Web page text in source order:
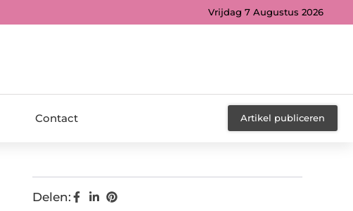
Vrijdag 7 Augustus 2026
Contact Artikel publiceren
Delen: